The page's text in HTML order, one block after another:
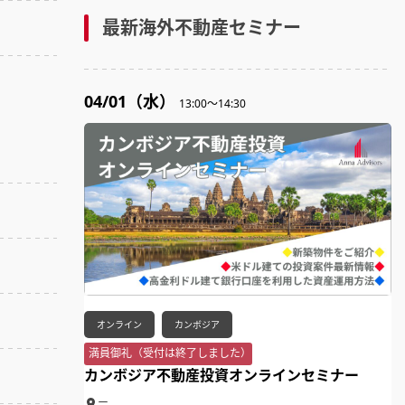
最新海外不動産セミナー
04/01（水） 13:00～14:30
オンライン カンボジア
満員御礼（受付は終了しました）
カンボジア不動産投資オンラインセミナー